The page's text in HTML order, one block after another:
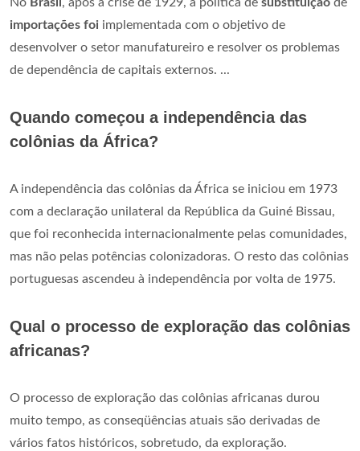
No Brasil , após a crise de 1929, a política de substituição de
importações foi implementada com o objetivo de
desenvolver o setor manufatureiro e resolver os problemas
de dependência de capitais externos. ...
Quando começou a independência das
colônias da África?
A independência das colônias da África se iniciou em 1973
com a declaração unilateral da República da Guiné Bissau,
que foi reconhecida internacionalmente pelas comunidades,
mas não pelas potências colonizadoras. O resto das colônias
portuguesas ascendeu à independência por volta de 1975.
Qual o processo de exploração das colônias
africanas?
O processo de exploração das colônias africanas durou
muito tempo, as conseqüências atuais são derivadas de
vários fatos históricos, sobretudo, da exploração.